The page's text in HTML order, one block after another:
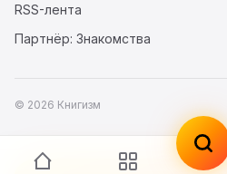
RSS-лента
Партнёр: Знакомства
© 2026 Книгизм